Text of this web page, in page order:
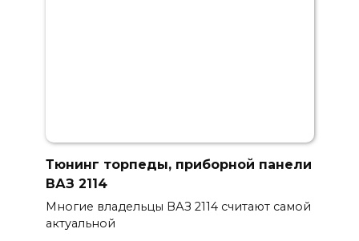
Тюнинг торпеды, приборной панели
ВАЗ 2114
Многие владельцы ВАЗ 2114 считают самой
актуальной